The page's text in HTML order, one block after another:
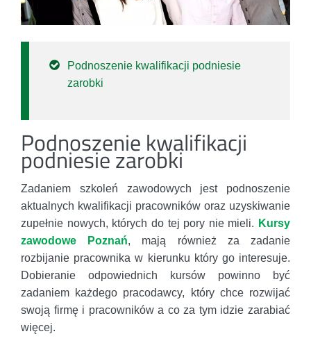
Podnoszenie kwalifikacji podniesie
zarobki
Podnoszenie kwalifikacji
podniesie zarobki
Zadaniem szkoleń zawodowych jest podnoszenie
aktualnych kwalifikacji pracowników oraz uzyskiwanie
zupełnie nowych, których do tej pory nie mieli. Kursy
zawodowe Poznań, mają również za zadanie
rozbijanie pracownika w kierunku który go interesuje.
Dobieranie odpowiednich kursów powinno być
zadaniem każdego pracodawcy, który chce rozwijać
swoją firmę i pracowników a co za tym idzie zarabiać
więcej.